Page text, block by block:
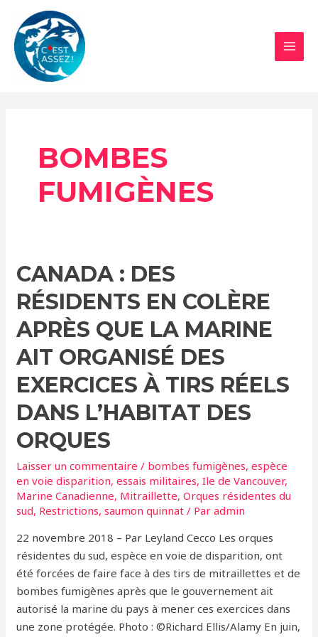
contenu
BOMBES
FUMIGÈNES
CANADA : DES
RÉSIDENTS EN COLÈRE
APRÈS QUE LA MARINE
AIT ORGANISÉ DES
EXERCICES À TIRS RÉELS
DANS L’HABITAT DES
ORQUES
Laisser un commentaire / bombes fumigènes,espèce
en voie disparition,essais militaires,Ile de Vancouver,
Marine Canadienne, Mitraillette,Orques résidentes du
sud, Restrictions,saumon quinnat / Paradmin
22 novembre 2018 – Par Leyland Cecco Les orques
résidentes du sud, espèce en voie de disparition, ont
été forcées de faire face à des tirs de mitraillettes et de
bombes fumigènes après que le gouvernement ait
autorisé la marine du pays à mener ces exercices dans
une zone protégée. Photo : ©Richard Ellis/Alamy En juin,